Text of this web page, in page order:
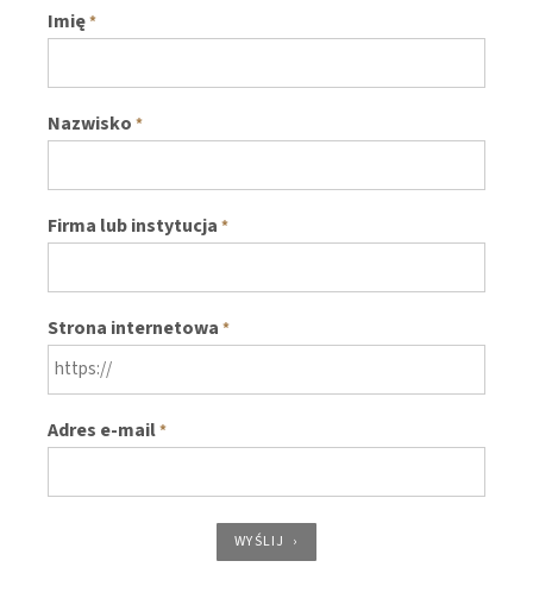
Imię*
Nazwisko *
Firma lub instytucja *
Strona internetowa *
Adres e-mail*
WYŚLIJ